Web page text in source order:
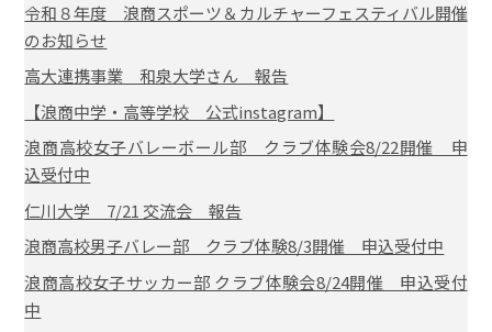
令和８年度 浪商スポーツ＆カルチャーフェスティバル開催
のお知らせ
高大連携事業 和泉大学さん 報告
【浪商中学・高等学校 公式instagram】
浪商高校女子バレーボール部 クラブ体験会8/22開催 申
込受付中
仁川大学 7/21 交流会 報告
浪商高校男子バレー部 クラブ体験8/3開催 申込受付中
浪商高校女子サッカー部 クラブ体験会8/24開催 申込受付
中